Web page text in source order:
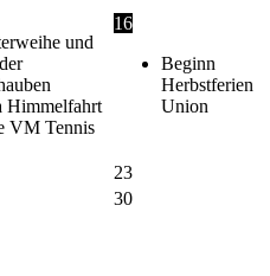
und
Himmelfahrt
VM Tennis
16
Beginn
Herbstferien
Union
23
30